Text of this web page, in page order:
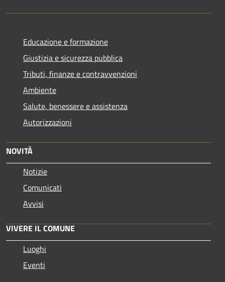
Educazione e formazione
Giustizia e sicurezza pubblica
Tributi, finanze e contravvenzioni
Ambiente
Salute, benessere e assistenza
Autorizzazioni
NOVITÀ
Notizie
Comunicati
Avvisi
VIVERE IL COMUNE
Luoghi
Eventi